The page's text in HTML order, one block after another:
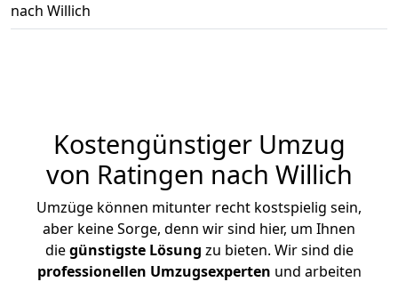
nach Willich
Kostengünstiger Umzug
von Ratingen nach Willich
Umzüge können mitunter recht kostspielig sein,
aber keine Sorge, denn wir sind hier, um Ihnen
diegünstigste Lösung zu bieten. Wir sind die
professionellen Umzugsexperten und arbeiten